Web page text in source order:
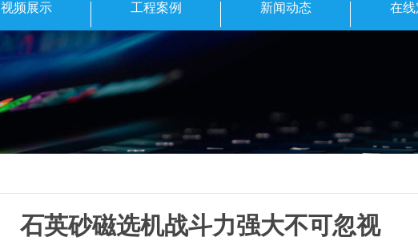
视频展示 工程案例 新闻动态 在线
石英砂磁选机战斗力强大不可忽视